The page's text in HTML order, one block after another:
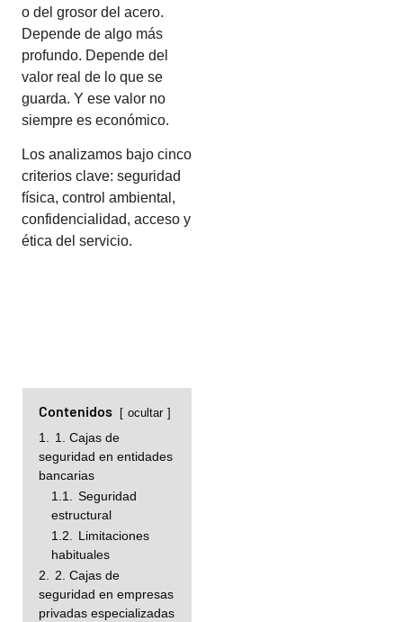
o del grosor del acero.
Depende de algo más
profundo. Depende del
valor real de lo que se
guarda. Y ese valor no
siempre es económico.
Los analizamos bajo cinco
criterios clave: seguridad
física, control ambiental,
confidencialidad, acceso y
ética del servicio.
Contenidos ocultar
1.
1. Cajas de
seguridad en entidades
bancarias
1.1.
Seguridad
estructural
1.2.
Limitaciones
habituales
2.
2. Cajas de
seguridad en empresas
privadas especializadas